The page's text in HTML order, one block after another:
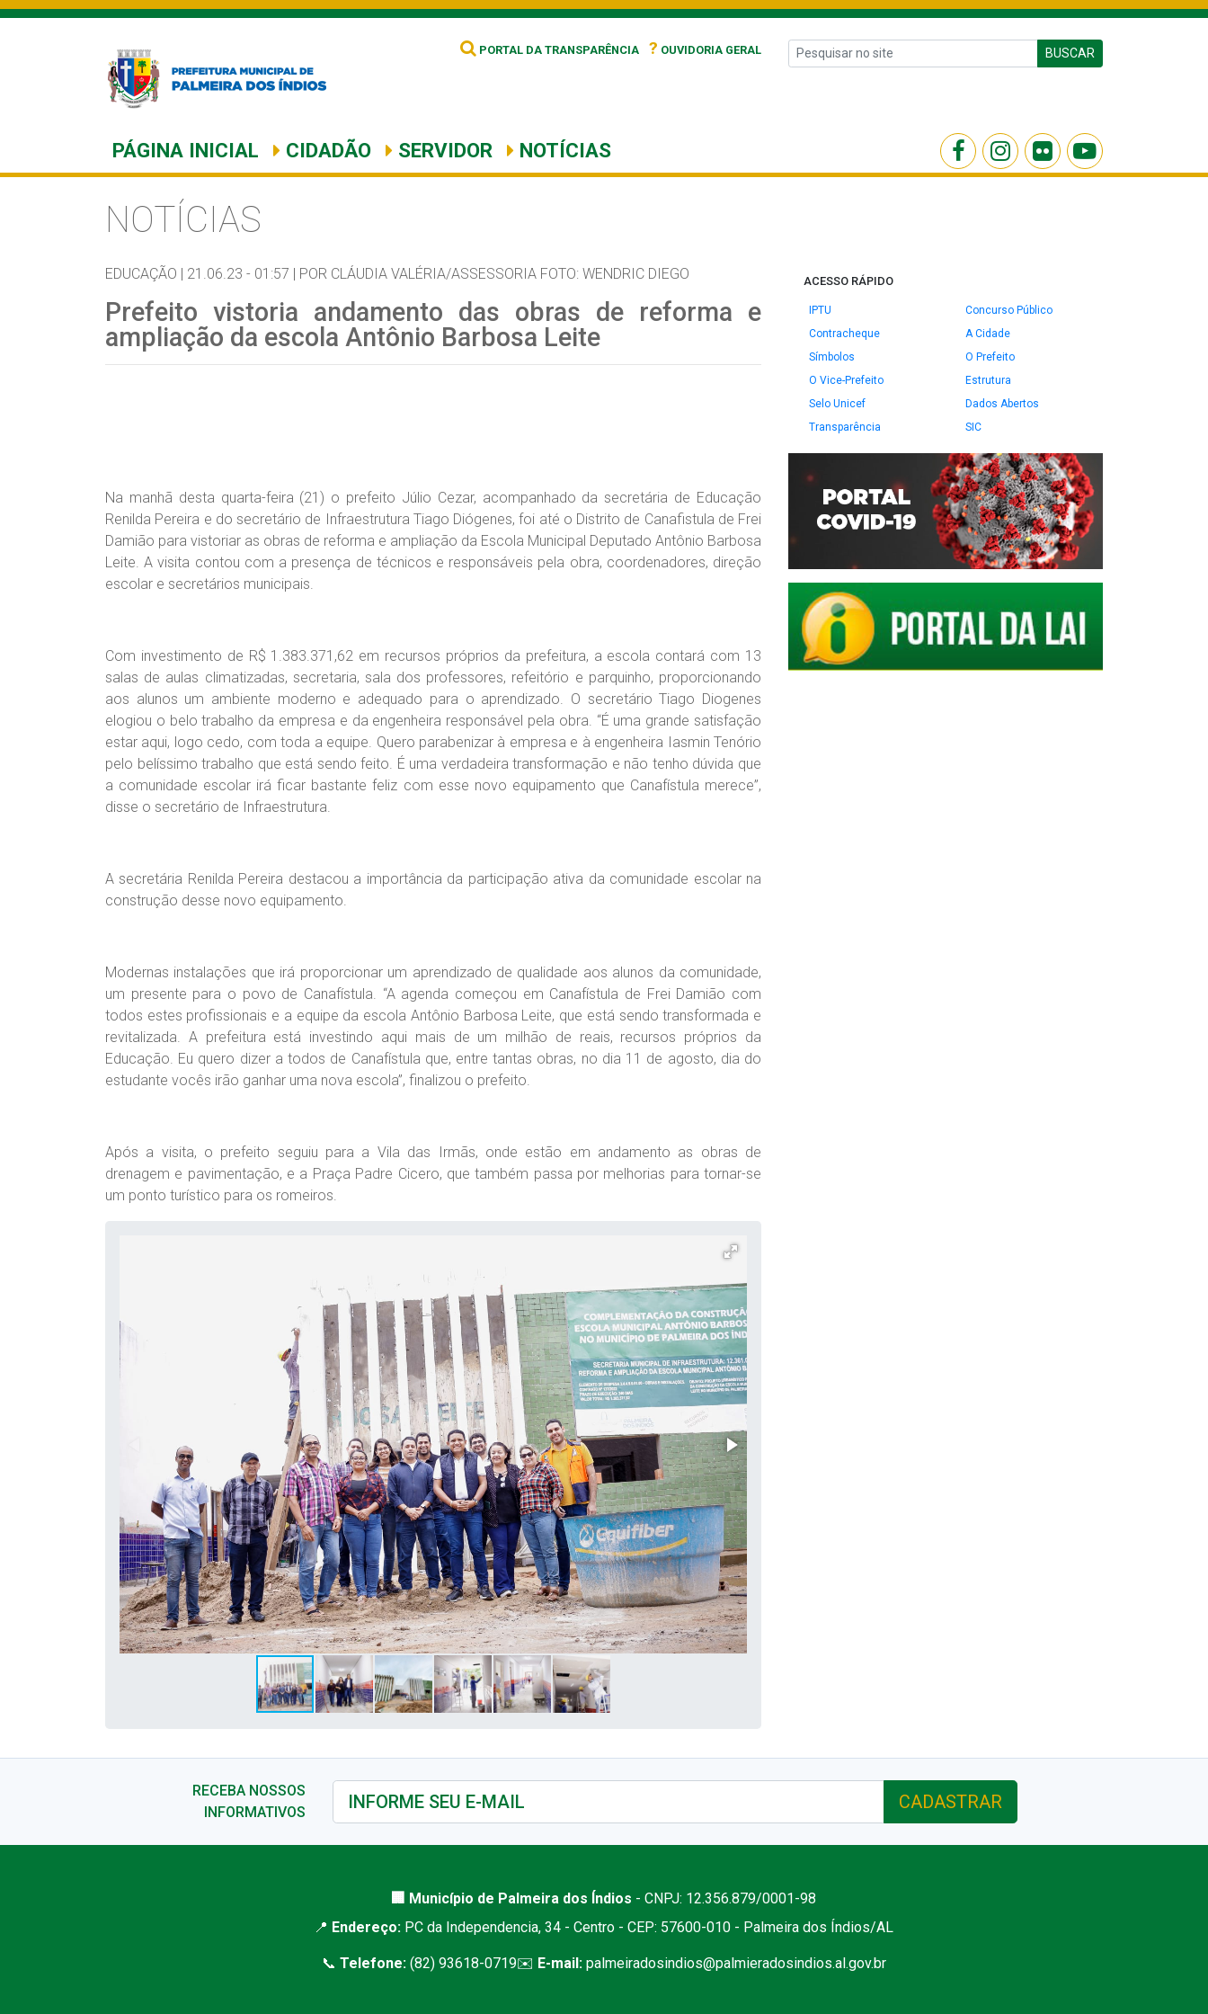
PORTAL DA TRANSPARÊNCIA ? OUVIDORIA GERAL BUSCAR
PÁGINA INICIAL CIDADÃO SERVIDOR NOTÍCIAS
NOTÍCIAS
EDUCAÇÃO | 21.06.23 - 01:57 | POR CLÁUDIA VALÉRIA/ASSESSORIA FOTO: WENDRIC DIEGO
Prefeito vistoria andamento das obras de reforma e
ampliação da escola Antônio Barbosa Leite
Na manhã desta quarta-feira (21) o prefeito Júlio Cezar, acompanhado da secretária de Educação
Renilda Pereira e do secretário de Infraestrutura Tiago Diógenes, foi até o Distrito de Canafistula de Frei
Damião para vistoriar as obras de reforma e ampliação da Escola Municipal Deputado Antônio Barbosa
Leite. A visita contou com a presença de técnicos e responsáveis pela obra, coordenadores, direção
escolar e secretários municipais.
Com investimento de R$ 1.383.371,62 em recursos próprios da prefeitura, a escola contará com 13
salas de aulas climatizadas, secretaria, sala dos professores, refeitório e parquinho, proporcionando
aos alunos um ambiente moderno e adequado para o aprendizado. O secretário Tiago Diogenes
elogiou o belo trabalho da empresa e da engenheira responsável pela obra. “É uma grande satisfação
estar aqui, logo cedo, com toda a equipe. Quero parabenizar à empresa e à engenheira Iasmin Tenório
pelo belíssimo trabalho que está sendo feito. É uma verdadeira transformação e não tenho dúvida que
a comunidade escolar irá ficar bastante feliz com esse novo equipamento que Canafístula merece”,
disse o secretário de Infraestrutura.
A secretária Renilda Pereira destacou a importância da participação ativa da comunidade escolar na
construção desse novo equipamento.
Modernas instalações que irá proporcionar um aprendizado de qualidade aos alunos da comunidade,
um presente para o povo de Canafístula. “A agenda começou em Canafístula de Frei Damião com
todos estes profissionais e a equipe da escola Antônio Barbosa Leite, que está sendo transformada e
revitalizada. A prefeitura está investindo aqui mais de um milhão de reais, recursos próprios da
Educação. Eu quero dizer a todos de Canafístula que, entre tantas obras, no dia 11 de agosto, dia do
estudante vocês irão ganhar uma nova escola”, finalizou o prefeito.
Após a visita, o prefeito seguiu para a Vila das Irmãs, onde estão em andamento as obras de
drenagem e pavimentação, e a Praça Padre Cicero, que também passa por melhorias para tornar-se
um ponto turístico para os romeiros.
ACESSO RÁPIDO
IPTU
Concurso Público
Contracheque
A Cidade
Símbolos
O Prefeito
O Vice-Prefeito
Estrutura
Selo Unicef
Dados Abertos
Transparência
SIC
RECEBA NOSSOS
INFORMATIVOS
CADASTRAR
🏢 Município de Palmeira dos Índios - CNPJ: 12.356.879/0001-98
📍 Endereço: PC da Independencia, 34 - Centro - CEP: 57600-010 - Palmeira dos Índios/AL
📞 Telefone:(82) 93618-0719✉️ E-mail: palmeiradosindios@palmieradosindios.al.gov.br